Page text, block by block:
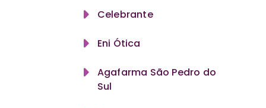
Celebrante
Eni Ótica
Agafarma São Pedro do
Sul